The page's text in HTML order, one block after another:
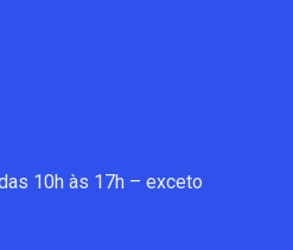
10h às 17h – exceto